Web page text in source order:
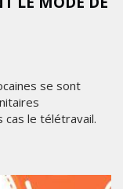
se sont
cas le télétravail.